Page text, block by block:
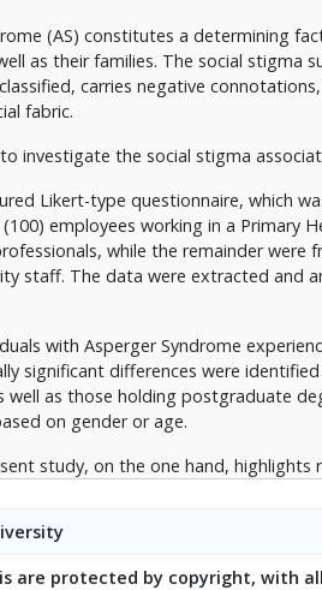
σε σχέση με τις ΔΑΦ, αφετέρου
το κοινωνικό στίγμα που βιώνουν
(AS) constitutes a determining
as their families. The social stigma
carries negative
fabric.
investigate the social stigma
Likert-type questionnaire, which
employees working in a Primary
while the remainder were
staff. The data were extracted and
with Asperger Syndrome
significant differences were
well as those holding postgraduate
on gender or age.
study, on the one hand, highlights
are protected by copyright, with